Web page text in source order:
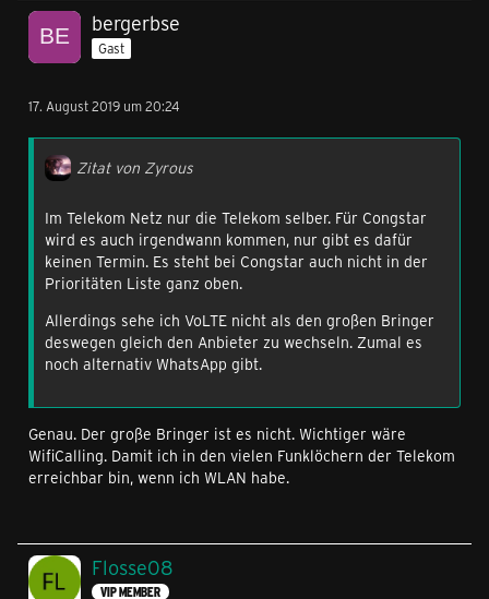
bergerbse
Gast
17. August 2019 um 20:24
Zitat von Zyrous
Im Telekom Netz nur die Telekom selber. Für Congstar
wird es auch irgendwann kommen, nur gibt es dafür
keinen Termin. Es steht bei Congstar auch nicht in der
Prioritäten Liste ganz oben.
Allerdings sehe ich VoLTE nicht als den großen Bringer
deswegen gleich den Anbieter zu wechseln. Zumal es
noch alternativ WhatsApp gibt.
Genau. Der große Bringer ist es nicht. Wichtiger wäre
WifiCalling. Damit ich in den vielen Funklöchern der Telekom
erreichbar bin, wenn ich WLAN habe.
Flosse08
VIP MEMBER